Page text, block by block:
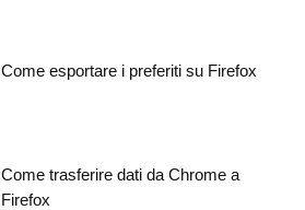
Come esportare i preferiti su Firefox
Come trasferire dati da Chrome a
Firefox